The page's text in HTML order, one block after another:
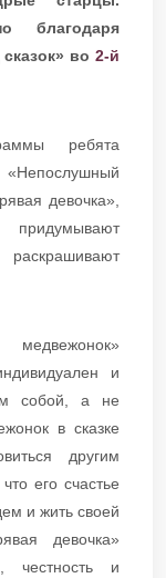
благодаря
во 2-й
ребята
девочка»,
и
собой, а не
в сказке
другим
его счастье
и жить своей
девочка»
честность и